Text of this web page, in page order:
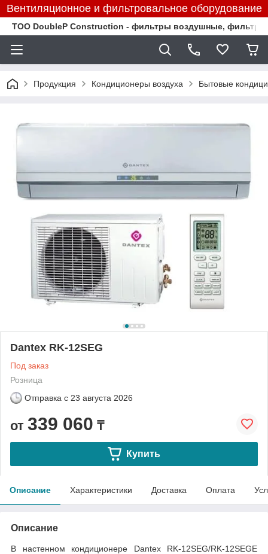
Вентиляционное и фильтровальное оборудование
TOO DoubleP Construction - фильтры воздушные,
Продукция Кондиционеры воздуха Бытовые
Dantex RK-12SEG
Под заказ
Розница
Отправка с 23 августа 2026
от 339 060 ₸
Купить
Описание Характеристики Доставка Оплата
Описание
В настенном кондиционере Dantex RK-12SEG/RK-12SEGE